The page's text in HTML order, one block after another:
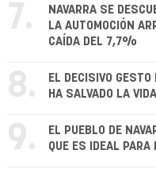
7.
NAVARRA SE
LA AUTOMOCIÓN
CAÍDA DEL 7,7%
8.
EL DECISIVO
HA SALVADO LA
9.
EL PUEBLO DE
QUE ES IDEAL PARA